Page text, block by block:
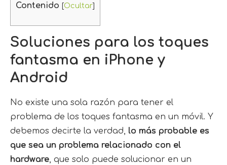
Contenido [Ocultar]
Soluciones para los toques
fantasma en iPhone y
Android
No existe una sola razón para tener el
problema de los toques fantasma en un móvil. Y
debemos decirte la verdad, lo más probable es
que sea un problema relacionado con el
hardware, que solo puede solucionar en un